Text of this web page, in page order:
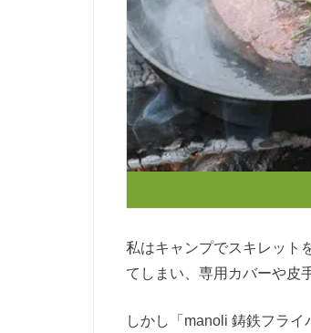
私はキャンプでスキレット
てしまい、専用カバーや皮
しかし「 manoli 鋳鉄フライ